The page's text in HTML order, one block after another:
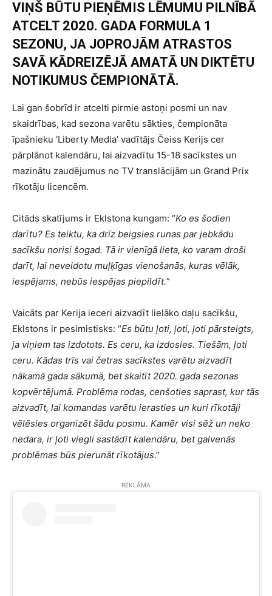
VIŅŠ BŪTU PIEŅĒMIS LĒMUMU PILNĪBĀ
ATCELT 2020. GADA FORMULA 1
SEZONU, JA JOPROJĀM ATRASTOS
SAVĀ KĀDREIZĒJĀ AMATĀ UN DIKTĒTU
NOTIKUMUS ČEMPIONĀTĀ.
Lai gan šobrīd ir atcelti pirmie astoņi posmi un nav
skaidrības, kad sezona varētu sākties, čempionāta
īpašnieku ‘Liberty Media’ vadītājs Čeiss Kerijs cer
pārplānot kalendāru, lai aizvadītu 15-18 sacīkstes un
mazinātu zaudējumus no TV translācijām un Grand Prix
rīkotāju licencēm.
Citāds skatījums ir Eklstona kungam: “Ko es šodien
darītu? Es teiktu, ka drīz beigsies runas par jebkādu
sacīkšu norisi šogad. Tā ir vienīgā lieta, ko varam droši
darīt, lai neveidotu muļķīgas vienošanās, kuras vēlāk,
iespējams, nebūs iespējas piepildīt.”
Vaicāts par Kerija ieceri aizvadīt lielāko daļu sacīkšu,
Eklstons ir pesimistisks: “Es būtu ļoti, ļoti, ļoti pārsteigts,
ja viņiem tas izdotots. Es ceru, ka izdosies. Tiešām, ļoti
ceru. Kādas trīs vai četras sacīkstes varētu aizvadīt
nākamā gada sākumā, bet skaitīt 2020. gada sezonas
kopvērtējumā. Problēma rodas, cenšoties saprast, kur tās
aizvadīt, lai komandas varētu ierasties un kuri rīkotāji
vēlēsies organizēt šādu posmu. Kamēr visi sēž un neko
nedara, ir ļoti viegli sastādīt kalendāru, bet galvenās
problēmas būs pierunāt rīkotājus.”
REKLĀMA